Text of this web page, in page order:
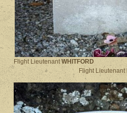
Flight LieutenantWHITFORD
Flight Lieutenant